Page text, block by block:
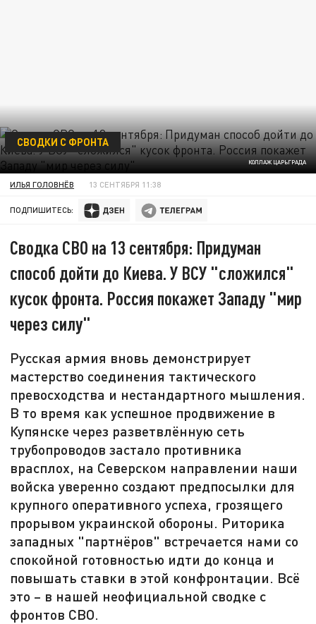
КОЛЛАЖ ЦАРЬГРАДА
СВОДКИ С ФРОНТА
ИЛЬЯ ГОЛОВНЁВ 13 СЕНТЯБРЯ 11:38
ПОДПИШИТЕСЬ:
Сводка СВО на 13 сентября: Придуман
способ дойти до Киева. У ВСУ "сложился"
кусок фронта. Россия покажет Западу "мир
через силу"
Русская армия вновь демонстрирует
мастерство соединения тактического
превосходства и нестандартного мышления.
В то время как успешное продвижение в
Купянске через разветвлённую сеть
трубопроводов застало противника
врасплох, на Северском направлении наши
войска уверенно создают предпосылки для
крупного оперативного успеха, грозящего
прорывом украинской обороны. Риторика
западных "партнёров" встречается нами со
спокойной готовностью идти до конца и
повышать ставки в этой конфронтации. Всё
это – в нашей неофициальной сводке с
фронтов СВО.